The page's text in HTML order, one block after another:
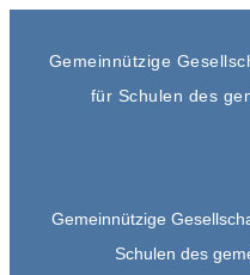
Gemeinnützige
für Schulen des
Gemeinnützige
Schulen des